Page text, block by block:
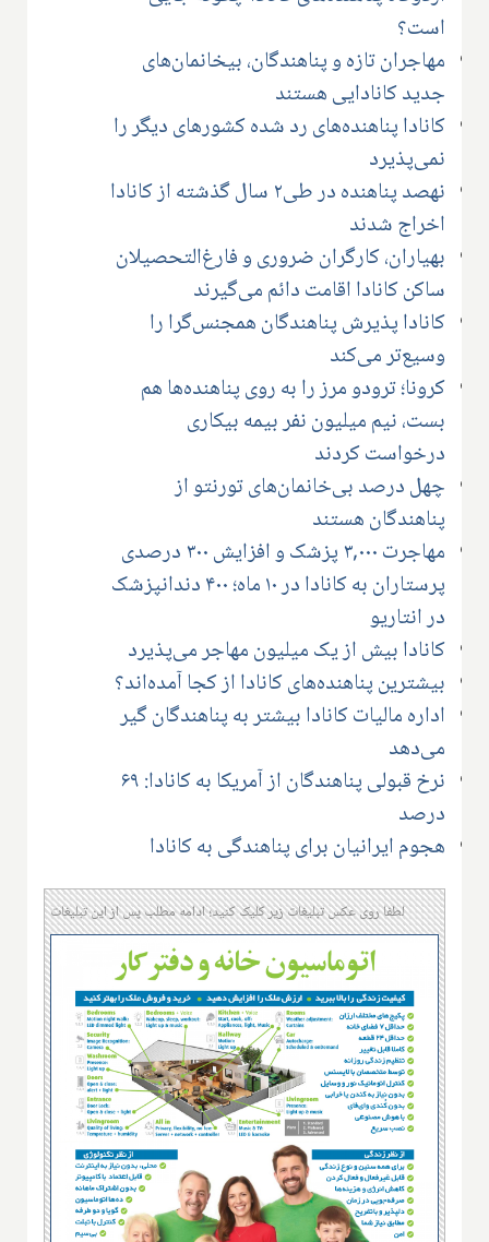
است؟
مهاجران تازه و پناهندگان، بیخانمان‌های
جدید کانادایی هستند
کانادا پناهنده‌های رد شده کشورهای دیگر را
نمی‌پذیرد
نهصد پناهنده در طی۲ سال گذشته از کانادا
اخراج شدند
بهیاران، کارگران ضروری و فارغ‌التحصیلان
ساکن کانادا اقامت دائم می‌گیرند
کانادا پذیرش پناهندگان همجنس‌گرا را
وسیع‌تر می‌کند
کرونا؛ ترودو مرز را به روی پناهنده‌ها هم
بست، نیم میلیون نفر بیمه بیکاری
درخواست کردند
چهل درصد بی‌خانمان‌های تورنتو از
پناهندگان هستند
مهاجرت ۳,۰۰۰ پزشک و افزایش ۳۰۰ درصدی
پرستاران به کانادا در ۱۰ ماه؛ ۴۰۰ دندانپزشک
در انتاریو​
کانادا بیش از یک میلیون مهاجر می‌پذیرد
بیشترین پناهنده‌های کانادا از کجا آمده‌اند؟
اداره مالیات کانادا بیشتر به پناهندگان گیر
می‌دهد
نرخ قبولی پناهندگان از آمریکا به کانادا: ۶۹
درصد
هجوم ایرانیان برای پناهندگی به کانادا
لطفا روی عکس تبلیغات زیر کلیک کنید؛ ادامه مطلب پس از این تبلیغات